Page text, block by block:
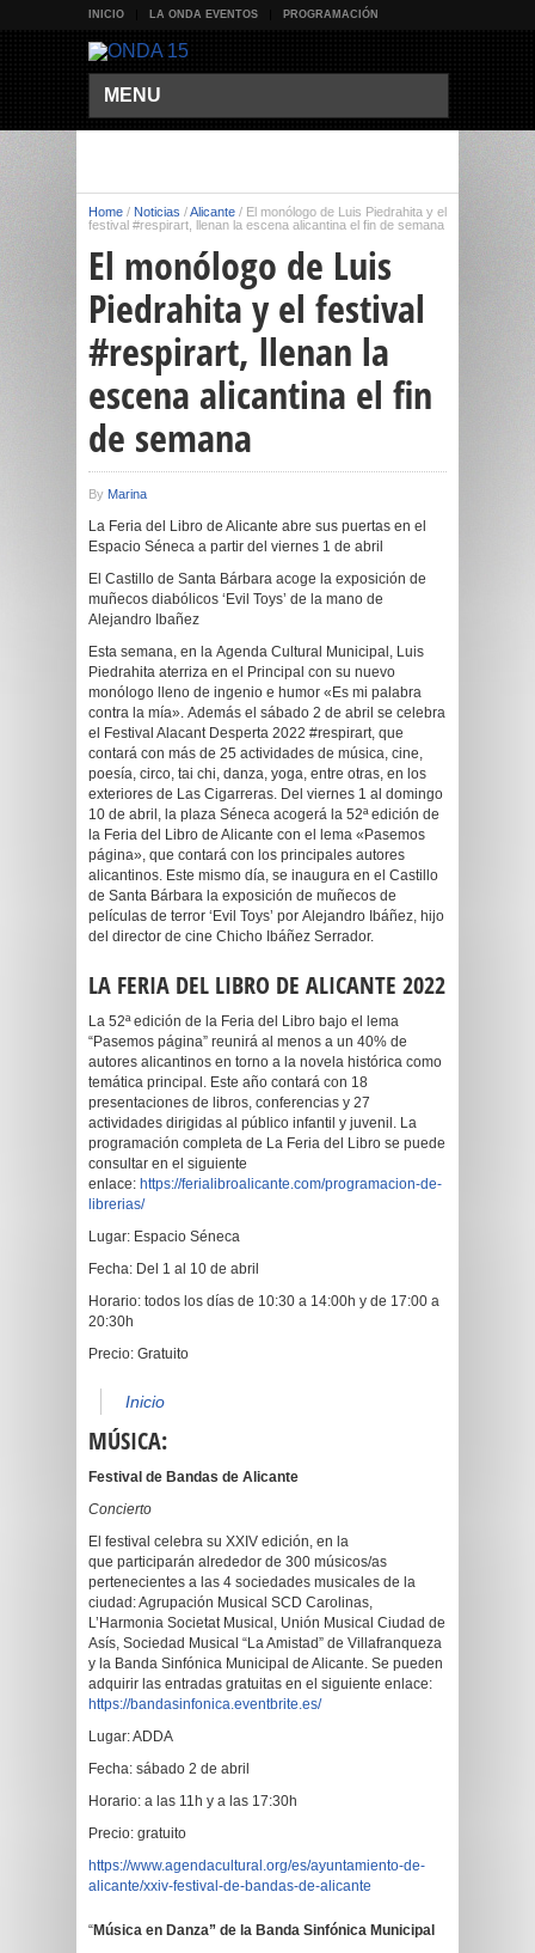
INICIO LA ONDA EVENTOS PROGRAMACIÓN
MENU
Home / Noticias /Alicante / El monólogo de Luis Piedrahita y el
festival #respirart, llenan la escena alicantina el fin de semana
El monólogo de Luis
Piedrahita y el festival
#respirart, llenan la
escena alicantina el fin
de semana
By Marina
La Feria del Libro de Alicante abre sus puertas en el
Espacio Séneca a partir del viernes 1 de abril
El Castillo de Santa Bárbara acoge la exposición de
muñecos diabólicos ‘Evil Toys’ de la mano de
Alejandro Ibañez
Esta semana, en la Agenda Cultural Municipal, Luis
Piedrahita aterriza en el Principal con su nuevo
monólogo lleno de ingenio e humor «Es mi palabra
contra la mía». Además el sábado 2 de abril se celebra
el Festival Alacant Desperta 2022 #respirart, que
contará con más de 25 actividades de música, cine,
poesía, circo, tai chi, danza, yoga, entre otras, en los
exteriores de Las Cigarreras. Del viernes 1 al domingo
10 de abril, la plaza Séneca acogerá la 52ª edición de
la Feria del Libro de Alicante con el lema «Pasemos
página», que contará con los principales autores
alicantinos. Este mismo día, se inaugura en el Castillo
de Santa Bárbara la exposición de muñecos de
películas de terror ‘Evil Toys’ por Alejandro Ibáñez, hijo
del director de cine Chicho Ibáñez Serrador.
LA FERIA DEL LIBRO DE ALICANTE 2022
La 52ª edición de la Feria del Libro bajo el lema
“Pasemos página” reunirá al menos a un 40% de
autores alicantinos en torno a la novela histórica como
temática principal. Este año contará con 18
presentaciones de libros, conferencias y 27
actividades dirigidas al público infantil y juvenil. La
programación completa de La Feria del Libro se puede
consultar en el siguiente
enlace: https://ferialibroalicante.com/programacion-de-
librerias/
Lugar: Espacio Séneca
Fecha: Del 1 al 10 de abril
Horario: todos los días de 10:30 a 14:00h y de 17:00 a
20:30h
Precio: Gratuito
Inicio
MÚSICA:
Festival de Bandas de Alicante
Concierto
El festival celebra su XXIV edición, en la
que participarán alrededor de 300 músicos/as
pertenecientes a las 4 sociedades musicales de la
ciudad: Agrupación Musical SCD Carolinas,
L’Harmonia Societat Musical, Unión Musical Ciudad de
Asís, Sociedad Musical “La Amistad” de Villafranqueza
y la Banda Sinfónica Municipal de Alicante. Se pueden
adquirir las entradas gratuitas en el siguiente enlace:
https://bandasinfonica.eventbrite.es/
Lugar: ADDA
Fecha: sábado 2 de abril
Horario: a las 11h y a las 17:30h
Precio: gratuito
https://www.agendacultural.org/es/ayuntamiento-de-
alicante/xxiv-festival-de-bandas-de-alicante
“Música en Danza” de la Banda Sinfónica Municipal